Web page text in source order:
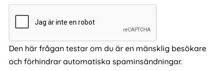
Den här frågan testar om du är en mänsklig besökare
och förhindrar automatiska spaminsändningar.